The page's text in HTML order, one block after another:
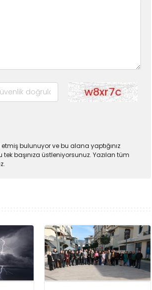
bulunuyor ve bu alana yaptığınız
başınıza üstleniyorsunuz. Yazılan tüm